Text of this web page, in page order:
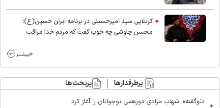
کربلایی سید امیر‌حسینی در برنامه ایران حسین(ع):
محسن چاوشی چه خوب گفت که مردم خدا مراقب
بیشتر
پرطرفدارها پربحث‌ها
«نوگفته»؛ شهاب مرادی دورهمی نوجوانان را آغاز کرد